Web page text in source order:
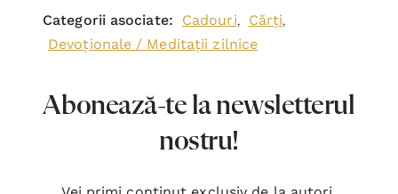
Categorii asociate: Cadouri, Cărți,
Devoționale / Meditații zilnice
Abonează-te la newsletterul
nostru!